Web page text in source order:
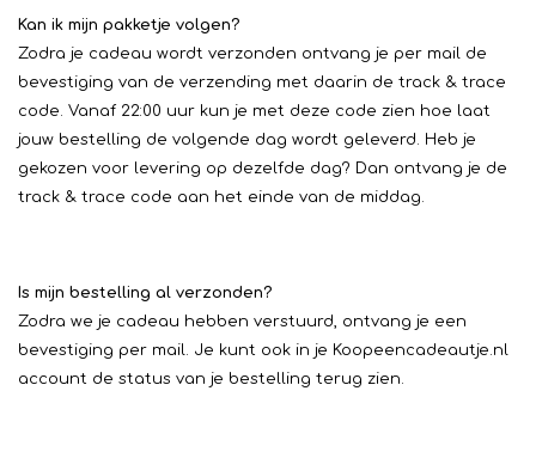
Kan ik mijn pakketje volgen?
Zodra je cadeau wordt verzonden ontvang je per mail de
bevestiging van de verzending met daarin de track & trace
code. Vanaf 22:00 uur kun je met deze code zien hoe laat
jouw bestelling de volgende dag wordt geleverd. Heb je
gekozen voor levering op dezelfde dag? Dan ontvang je de
track & trace code aan het einde van de middag.
Is mijn bestelling al verzonden?
Zodra we je cadeau hebben verstuurd, ontvang je een
bevestiging per mail. Je kunt ook in je Koopeencadeautje.nl
account de status van je bestelling terug zien.